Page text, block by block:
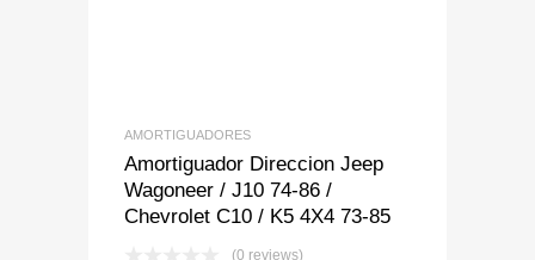
AMORTIGUADORES
Amortiguador Direccion Jeep
Wagoneer / J10 74-86 /
Chevrolet C10 / K5 4X4 73-85
(0 reviews)